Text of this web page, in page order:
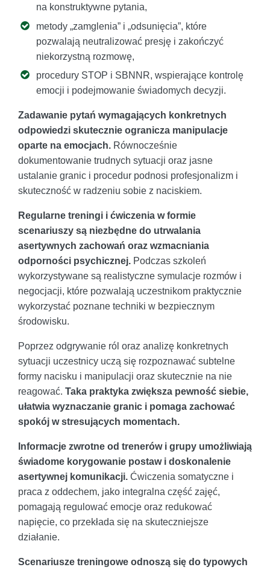
na konstruktywne pytania,
metody „zamglenia” i „odsunięcia”, które
pozwalają neutralizować presję i zakończyć
niekorzystną rozmowę,
procedury STOP i SBNNR, wspierające kontrolę
emocji i podejmowanie świadomych decyzji.
Zadawanie pytań wymagających konkretnych
odpowiedzi skutecznie ogranicza manipulacje
oparte na emocjach. Równocześnie
dokumentowanie trudnych sytuacji oraz jasne
ustalanie granic i procedur podnosi profesjonalizm i
skuteczność w radzeniu sobie z naciskiem.
Regularne treningi i ćwiczenia w formie
scenariuszy są niezbędne do utrwalania
asertywnych zachowań oraz wzmacniania
odporności psychicznej. Podczas szkoleń
wykorzystywane są realistyczne symulacje rozmów i
negocjacji, które pozwalają uczestnikom praktycznie
wykorzystać poznane techniki w bezpiecznym
środowisku.
Poprzez odgrywanie ról oraz analizę konkretnych
sytuacji uczestnicy uczą się rozpoznawać subtelne
formy nacisku i manipulacji oraz skutecznie na nie
reagować. Taka praktyka zwiększa pewność siebie,
ułatwia wyznaczanie granic i pomaga zachować
spokój w stresujących momentach.
Informacje zwrotne od trenerów i grupy umożliwiają
świadome korygowanie postaw i doskonalenie
asertywnej komunikacji. Ćwiczenia somatyczne i
praca z oddechem, jako integralna część zajęć,
pomagają regulować emocje oraz redukować
napięcie, co przekłada się na skuteczniejsze
działanie.
Scenariusze treningowe odnoszą się do typowych